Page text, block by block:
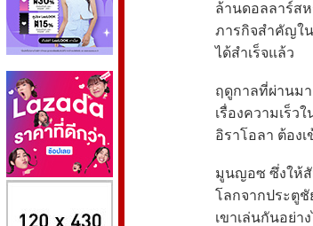
ล้านดอลลาร์ส
ภารกิจสำคัญใ
ได้สำเร็จแล้ว
ฤดูกาลที่ผ่านม
เรื่องความเร็ว
อิราโอลา ต้อง
มูนญอซ ซึ่งให้สั
โลกจากประตูชั
เขาเล่นกันอย่า